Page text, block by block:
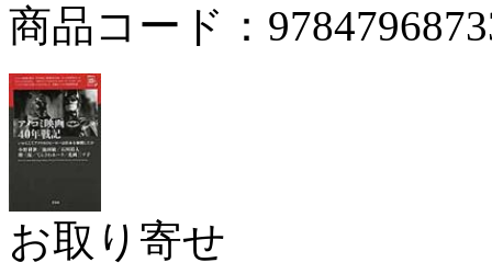
商品コード：
お取り寄せ